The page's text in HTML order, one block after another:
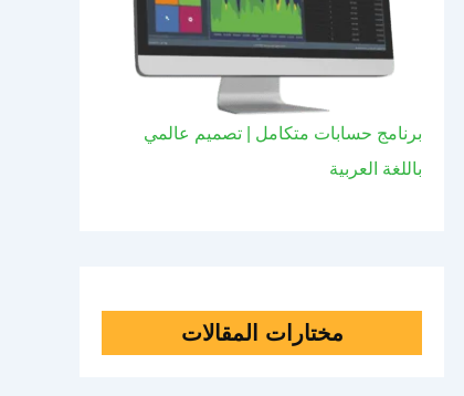
برنامج حسابات متكامل | تصميم عالمي
باللغة العربية
مختارات المقالات